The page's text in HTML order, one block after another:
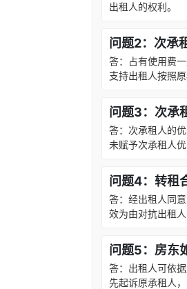
出租人的权利。
问题2：次承
答：占有使用费
支持出租人按照
问题3：次承
答：次承租人的
未赋予次承租人
问题4：转租
答：经出租人同
效为由对抗出租
问题5：房东
答：出租人可依
先起诉原承租人